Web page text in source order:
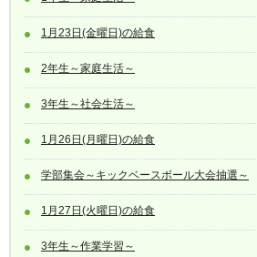
1月23日(金曜日)の給食
2年生～家庭生活～
3年生～社会生活～
1月26日(月曜日)の給食
学部集会～キックベースボール大会抽選～
1月27日(火曜日)の給食
3年生～作業学習～